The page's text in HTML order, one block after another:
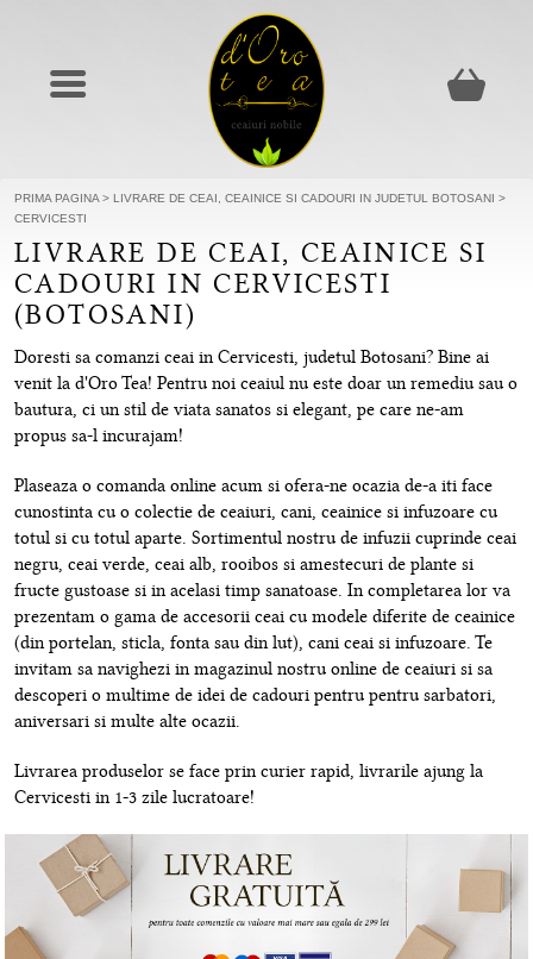
PRIMA PAGINA > LIVRARE DE CEAI, CEAINICE SI CADOURI IN JUDETUL BOTOSANI >
CERVICESTI
LIVRARE DE CEAI, CEAINICE SI
CADOURI IN CERVICESTI
(BOTOSANI)
Doresti sa comanzi ceai in Cervicesti, judetul Botosani? Bine ai
venit la d'Oro Tea! Pentru noi ceaiul nu este doar un remediu sau o
bautura, ci un stil de viata sanatos si elegant, pe care ne-am
propus sa-l incurajam!
Plaseaza o comanda online acum si ofera-ne ocazia de-a iti face
cunostinta cu o colectie de ceaiuri, cani, ceainice si infuzoare cu
totul si cu totul aparte. Sortimentul nostru de infuzii cuprinde ceai
negru, ceai verde, ceai alb, rooibos si amestecuri de plante si
fructe gustoase si in acelasi timp sanatoase. In completarea lor va
prezentam o gama de accesorii ceai cu modele diferite de ceainice
(din portelan, sticla, fonta sau din lut), cani ceai si infuzoare. Te
invitam sa navighezi in magazinul nostru online de ceaiuri si sa
descoperi o multime de idei de cadouri pentru pentru sarbatori,
aniversari si multe alte ocazii.
Livrarea produselor se face prin curier rapid, livrarile ajung la
Cervicesti in 1-3 zile lucratoare!